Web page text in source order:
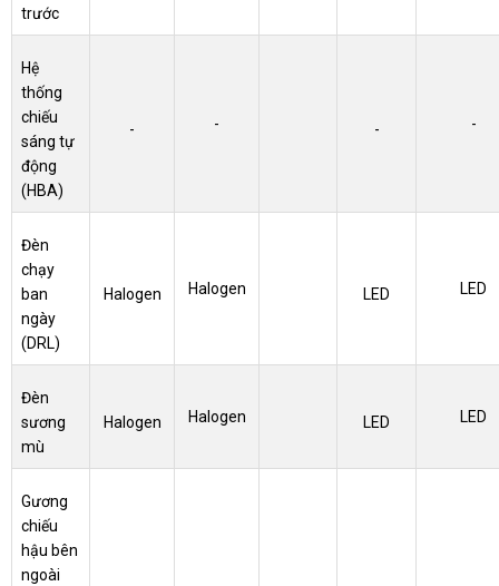
trước
Hệ
thống
chiếu
sáng tự
động
(HBA)
- - - -
Đèn
chạy
ban
ngày
(DRL)
Halogen Halogen LED LED
Đèn
sương
mù
Halogen Halogen LED LED
Gương
chiếu
hậu bên
ngoài